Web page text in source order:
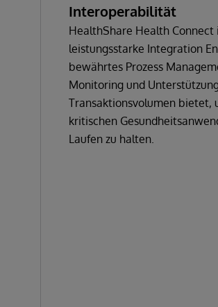
Interoperabilität
HealthShare Health Connect
leistungsstarke Integration
bewährtes Prozess
Monitoring und
Transaktionsvolumen bietet,
kritischen
Laufen zu halten.